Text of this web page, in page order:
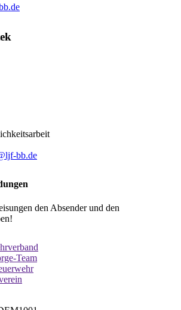
bb.de
den Absender und den
Team